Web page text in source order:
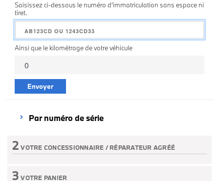
Saisissez ci-dessous le numéro d'immatriculation sans espace ni
tiret.
Ainsi que le kilométrage de votre véhicule
Envoyer
Par numéro de série
2 VOTRE CONCESSIONNAIRE / RÉPARATEUR AGRÉÉ
3 VOTRE PANIER